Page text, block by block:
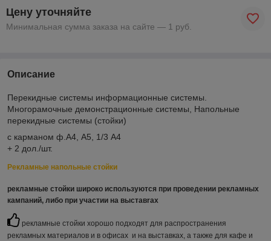
Цену уточняйте
Минимальная сумма заказа на сайте — 1 руб.
Описание
Перекидные системы информационные системы.
Многорамочные демонстрационные системы, Напольные
перекидные системы (стойки)
с карманом ф.А4, А5, 1/3 А4
+ 2 дол./шт.
Рекламные напольные стойки
рекламные стойки широко используются при проведении рекламных
кампаний, либо при участии на выставrах
рекламные стойки хорошо подходят для распространения
рекламных материалов и в офисах и на выставках, а также для кафе и